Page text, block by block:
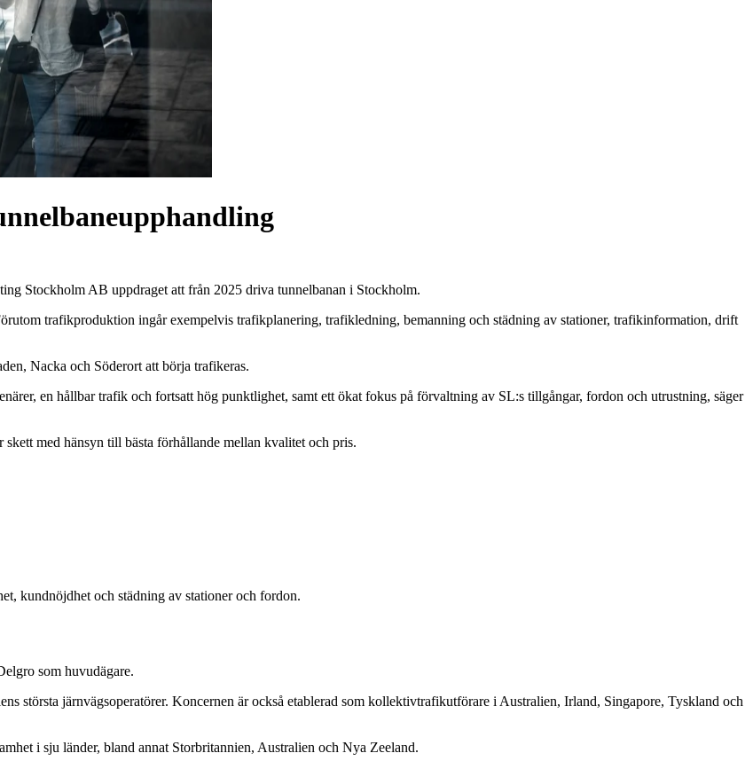
Stockholm AB uppdraget att från 2025 driva tunnelbanan i Stockholm.
trafikproduktion ingår exempelvis trafikplanering, trafikledning, bemanning och städning av stationer, trafikinformation, drift
Nacka och Söderort att börja trafikeras.
en hållbar trafik och fortsatt hög punktlighet, samt ett ökat fokus på förvaltning av SL:s tillgångar, fordon och utrustning, säger
med hänsyn till bästa förhållande mellan kvalitet och pris.
kundnöjdhet och städning av stationer och fordon.
som huvudägare.
största järnvägsoperatörer. Koncernen är också etablerad som kollektivtrafikutförare i Australien, Irland, Singapore, Tyskland och
i sju länder, bland annat Storbritannien, Australien och Nya Zeeland.